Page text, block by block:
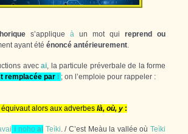
s’applique à un mot qui reprend ou
ayant été énoncé antérieurement.
avec ai, la particule préverbale de la forme
remplacée par i ; on l’emploie pour rappeler :
équivaut alors aux adverbes là, où, y :
i noho ai Teìki. / C’est Meàu la vallée oùTeìki